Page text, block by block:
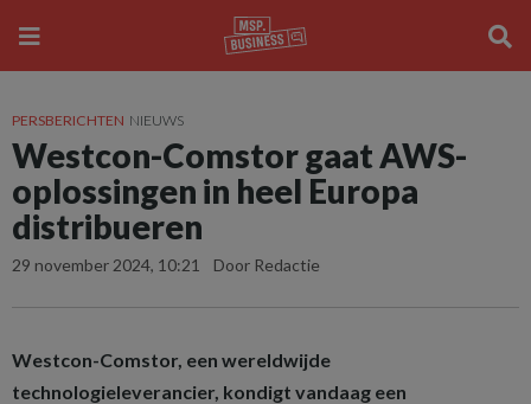
PERSBERICHTEN NIEUWS
Westcon-Comstor gaat AWS-
oplossingen in heel Europa
distribueren
29 november 2024, 10:21 Door Redactie
Westcon-Comstor, een wereldwijde
technologieleverancier, kondigt vandaag een